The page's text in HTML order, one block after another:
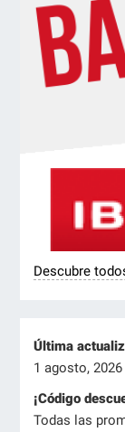
Descubre
Última
1 agosto, 2026
¡Código
Todas las